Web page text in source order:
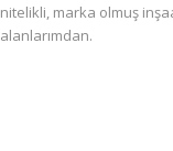
nitelikli, marka olmuş
alanlarımdan.